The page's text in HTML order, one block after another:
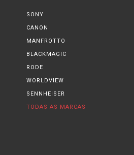
As
carregadores
graças a sua capacidade de
Para acompanhar a
SONY
CANON
MANFROTTO
BLACKMAGIC
RODE
WORLDVIEW
SENNHEISER
TODAS AS MARCAS